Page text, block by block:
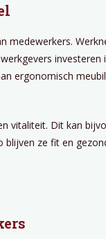
medewerkers.
investeren
ergonomisch
vitaliteit. Dit kan
ze fit en